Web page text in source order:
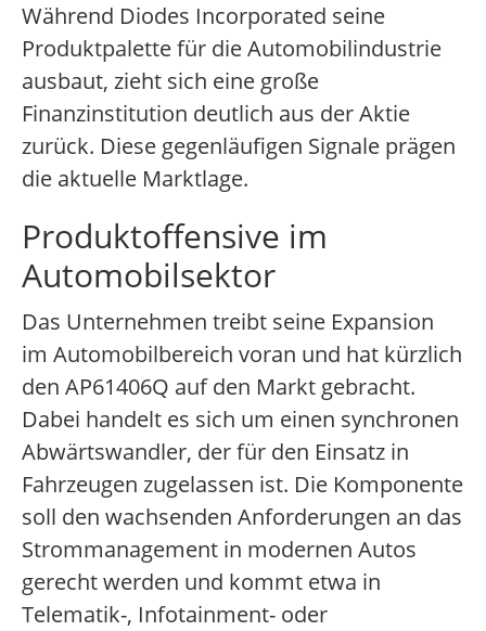
Während Diodes Incorporated seine
Produktpalette für die Automobilindustrie
ausbaut, zieht sich eine große
Finanzinstitution deutlich aus der Aktie
zurück. Diese gegenläufigen Signale prägen
die aktuelle Marktlage.
Produktoffensive im
Automobilsektor
Das Unternehmen treibt seine Expansion
im Automobilbereich voran und hat kürzlich
den AP61406Q auf den Markt gebracht.
Dabei handelt es sich um einen synchronen
Abwärtswandler, der für den Einsatz in
Fahrzeugen zugelassen ist. Die Komponente
soll den wachsenden Anforderungen an das
Strommanagement in modernen Autos
gerecht werden und kommt etwa in
Telematik-, Infotainment- oder